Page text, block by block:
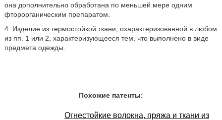
она дополнительно обработана по меньшей мере одним
фторорганическим препаратом.
4. Изделие из термостойкой ткани, охарактеризованной в любом
из пп. 1 или 2, характеризующееся тем, что выполнено в виде
предмета одежды.
Похожие патенты:
Огнестойкие волокна, пряжа и ткани из